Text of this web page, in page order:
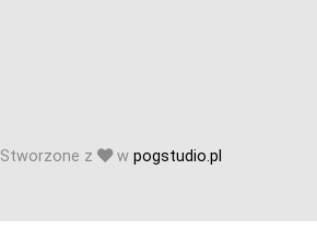
Stworzone z w pogstudio.pl